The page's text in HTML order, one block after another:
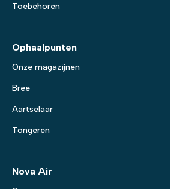
Toebehoren
Ophaalpunten
Onze magazijnen
Bree
Aartselaar
Tongeren
Nova Air